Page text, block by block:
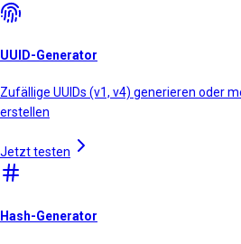
UUID-Generator
Zufällige UUIDs (v1, v4) generieren oder
erstellen
Jetzt testen
Hash-Generator